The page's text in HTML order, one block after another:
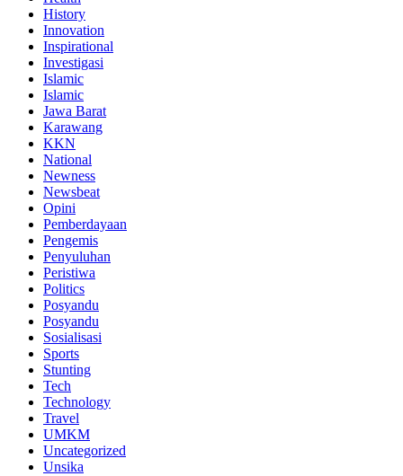
History
Innovation
Inspirational
Investigasi
Islamic
Islamic
Jawa Barat
Karawang
KKN
National
Newness
Newsbeat
Opini
Pemberdayaan
Pengemis
Penyuluhan
Peristiwa
Politics
Posyandu
Posyandu
Sosialisasi
Sports
Stunting
Tech
Technology
Travel
UMKM
Uncategorized
Unsika